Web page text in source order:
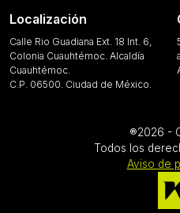
Localización
Calle Rio Guadiana Ext. 18 Int. 6,
Colonia Cuauhtémoc. Alcaldía
Cuauhtémoc.
C.P. 06500. Ciudad de México.
®2026 -
Todos los
Aviso de